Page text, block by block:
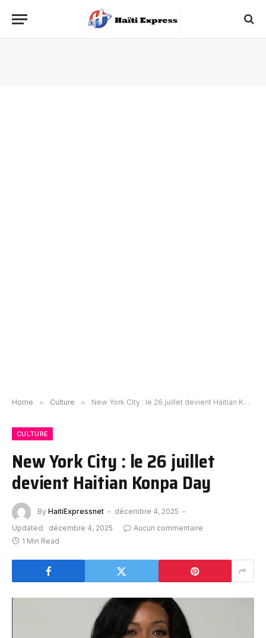
Home » Culture » New York City : le 26 juillet devient Haitian Konpa Day
CULTURE
New York City : le 26 juillet
devient Haitian Konpa Day
By HaitiExpressnet
décembre 4, 2025
Updated: décembre 4, 2025
Aucun commentaire
1 Min Read